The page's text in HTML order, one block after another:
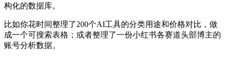
构化的数据库。
比如你花时间整理了200个AI工具的分类用途和价格对比，做
成一个可搜索表格；或者整理了一份小红书各赛道头部博主的
账号分析数据。